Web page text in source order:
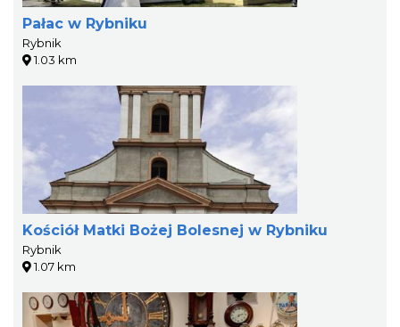
Pałac w Rybniku
Rybnik
1.03 km
Kościół Matki Bożej Bolesnej w Rybniku
Rybnik
1.07 km